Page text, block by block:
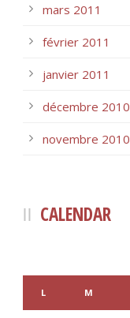
mars 2011
février 2011
janvier 2011
décembre 2010
novembre 2010
CALENDAR
L M